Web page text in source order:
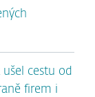
ušel cestu od
firem i